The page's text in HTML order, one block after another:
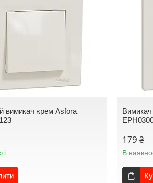
вимикач крем Asfora
179 ₴
В